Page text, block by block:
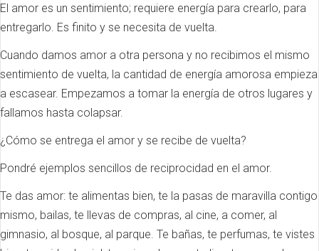
El amor es un sentimiento; requiere energía para crearlo, para
entregarlo. Es finito y se necesita de vuelta.
Cuando damos amor a otra persona y no recibimos el mismo
sentimiento de vuelta, la cantidad de energía amorosa empieza
a escasear. Empezamos a tomar la energía de otros lugares y
fallamos hasta colapsar.
¿Cómo se entrega el amor y se recibe de vuelta?
Pondré ejemplos sencillos de reciprocidad en el amor.
Te das amor: te alimentas bien, te la pasas de maravilla contigo
mismo, bailas, te llevas de compras, al cine, a comer, al
gimnasio, al bosque, al parque. Te bañas, te perfumas, te vistes